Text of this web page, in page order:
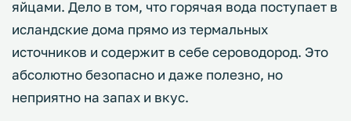
яйцами. Дело в том, что горячая вода поступает в
исландские дома прямо из термальных
источников и содержит в себе сероводород. Это
абсолютно безопасно и даже полезно, но
неприятно на запах и вкус.